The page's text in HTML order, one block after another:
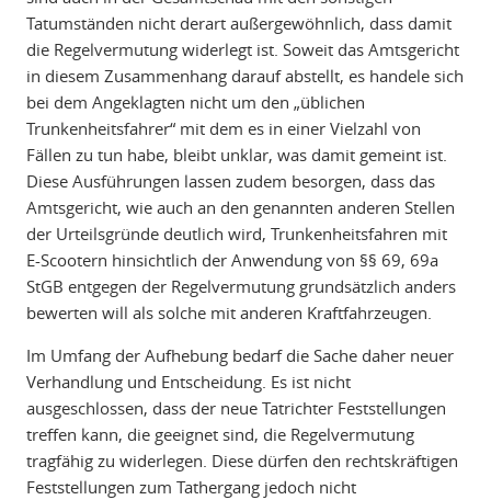
Tatumständen nicht derart außergewöhnlich, dass damit
die Regelvermutung widerlegt ist. Soweit das Amtsgericht
in diesem Zusammenhang darauf abstellt, es handele sich
bei dem Angeklagten nicht um den „üblichen
Trunkenheitsfahrer“ mit dem es in einer Vielzahl von
Fällen zu tun habe, bleibt unklar, was damit gemeint ist.
Diese Ausführungen lassen zudem besorgen, dass das
Amtsgericht, wie auch an den genannten anderen Stellen
der Urteilsgründe deutlich wird, Trunkenheitsfahren mit
E-Scootern hinsichtlich der Anwendung von §§ 69, 69a
StGB entgegen der Regelvermutung grundsätzlich anders
bewerten will als solche mit anderen Kraftfahrzeugen.
Im Umfang der Aufhebung bedarf die Sache daher neuer
Verhandlung und Entscheidung. Es ist nicht
ausgeschlossen, dass der neue Tatrichter Feststellungen
treffen kann, die geeignet sind, die Regelvermutung
tragfähig zu widerlegen. Diese dürfen den rechtskräftigen
Feststellungen zum Tathergang jedoch nicht